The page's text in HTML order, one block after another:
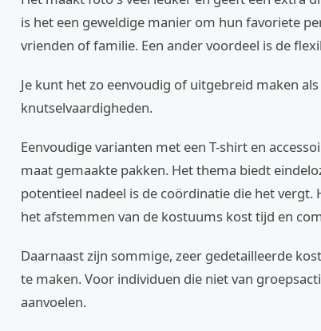
is het een geweldige manier om hun favoriete
vrienden of familie. Een ander voordeel is de
Je kunt het zo eenvoudig of uitgebreid maken
knutselvaardigheden.
Eenvoudige varianten met een T-shirt en
maat gemaakte pakken. Het thema biedt
potentieel nadeel is de coördinatie die het vergt.
het afstemmen van de kostuums kost tijd en
Daarnaast zijn sommige, zeer gedetailleerde
te maken. Voor individuen die niet van
aanvoelen.